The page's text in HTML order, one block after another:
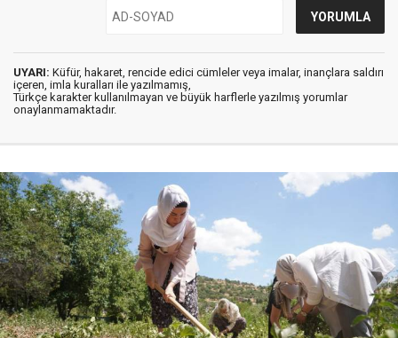
UYARI: Küfür, hakaret, rencide edici cümleler veya imalar, inançlara saldırı
içeren, imla kuralları ile yazılmamış,
Türkçe karakter kullanılmayan ve büyük harflerle yazılmış yorumlar
onaylanmamaktadır.